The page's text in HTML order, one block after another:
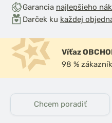
Garancia najlepšieho
Darček ku každej
Víťaz
98 %
Chcem poradiť